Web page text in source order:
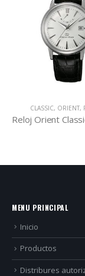
CLASSIC, ORIENT,
MENU PRINCIPAL
Inicio
Productos
Distribures